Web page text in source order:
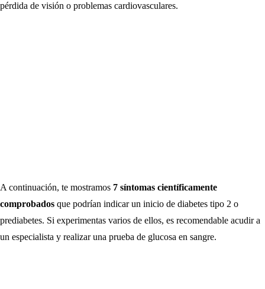
pérdida de visión o problemas cardiovasculares.
A continuación, te mostramos 7 síntomas científicamente
comprobados que podrían indicar un inicio de diabetes tipo 2 o
prediabetes. Si experimentas varios de ellos, es recomendable acudir a
un especialista y realizar una prueba de glucosa en sangre.